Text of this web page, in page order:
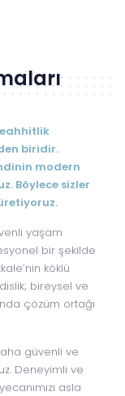
biridir.
modern
Böylece sizler
yaşam
bir şekilde
köklü
bireysel ve
çözüm ortağı
güvenli ve
Deneyimli ve
asla